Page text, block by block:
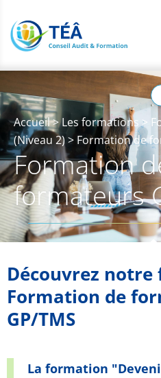
Accueil>Les formations>
(Niveau 2)> Formation de
Formation
formateurs
Découvrez
Formation de
GP/TMS
La formation